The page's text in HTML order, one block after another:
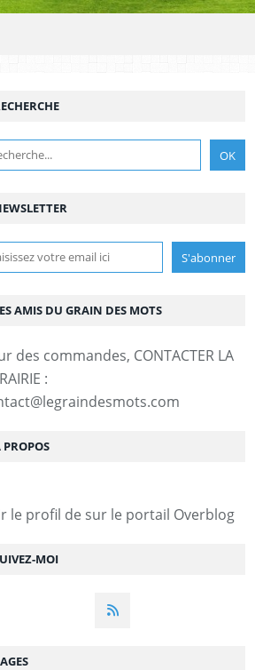
MOI
AMIS DU GRAIN DES MOTS
des commandes, CONTACTER LA
:
PROPOS
le profil de sur le portail Overblog